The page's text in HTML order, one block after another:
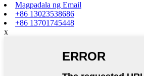
Magpadala ng Email
+86 13023538686
+86 13701745448
x